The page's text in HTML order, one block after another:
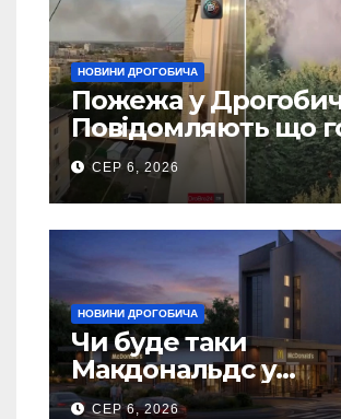
НОВИНИ ДРОГОБИЧА
Пожежа у
Повідомляють що
5 гаражів (Відео)
СЕР 6, 2026
НОВИНИ ДРОГОБИЧА
Чи буде таки
Макдональдс у
Дрогобичі? (Фото)
СЕР 6, 2026